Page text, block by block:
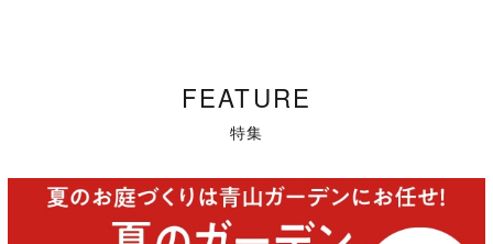
FEATURE
特集